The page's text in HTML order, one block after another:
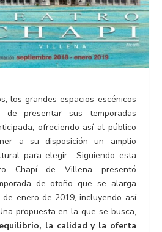
los grandes espacios escénicos
de presentar sus temporadas
ofreciendo así al público
a su disposición un amplio
para elegir. Siguiendo esta
Chapí de Villena presentó
de otoño que se alarga
enero de 2019, incluyendo así
propuesta en la que se busca,
equilibrio, la calidad y la oferta